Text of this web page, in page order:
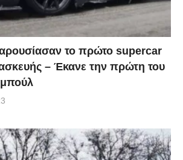
το πρώτο supercar
– Έκανε την πρώτη του